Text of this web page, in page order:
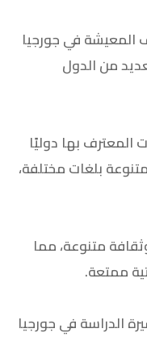
المعيشة في جورجيا
من الدول
المعترف بها دوليًا
بلغات مختلفة،
متنوعة، مما
ممتعة.
الدراسة في جورجيا